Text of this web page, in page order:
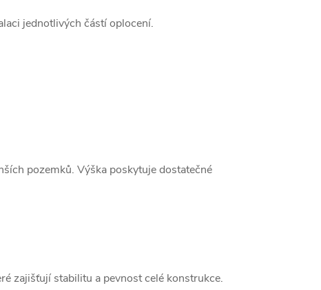
jednotlivých částí oplocení.
pozemků. Výška poskytuje dostatečné
zajišťují stabilitu a pevnost celé konstrukce.